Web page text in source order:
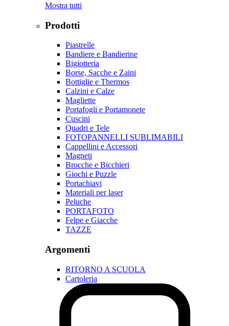
Mostra tutti
Prodotti
Piastrelle
Bandiere e Bandierine
Bigiotteria
Borse, Sacche e Zaini
Bottiglie e Thermos
Calzini e Calze
Magliette
Portafogli e Portamonete
Cuscini
Quadri e Tele
FOTOPANNELLI SUBLIMABILI
Cappellini e Accessori
Magneti
Brocche e Bicchieri
Giochi e Puzzle
Portachiavi
Materiali per laser
Peluche
PORTAFOTO
Felpe e Giacche
TAZZE
Argomenti
RITORNO A SCUOLA
Cartoleria